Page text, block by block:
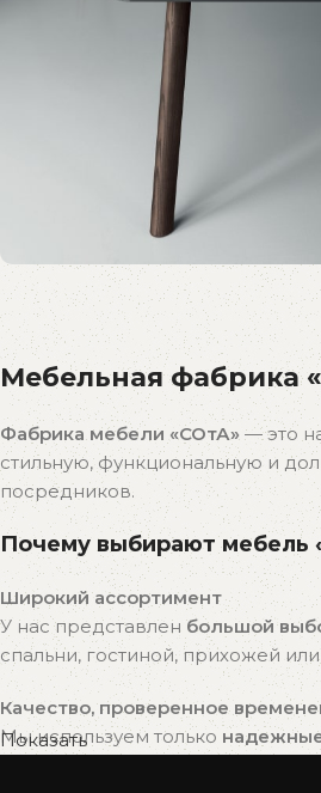
Распродажа
бестселлеров
Скидки на популярные модели!
К покупкам
Мебельная фабрика
Фабрика мебели «СОтА» — это
стильную, функциональную и
посредников.
Почему выбирают мебель
Широкий ассортимент
У нас представлен большой
спальни, гостиной, прихожей
Качество, проверенное
Мы используем только
Показать